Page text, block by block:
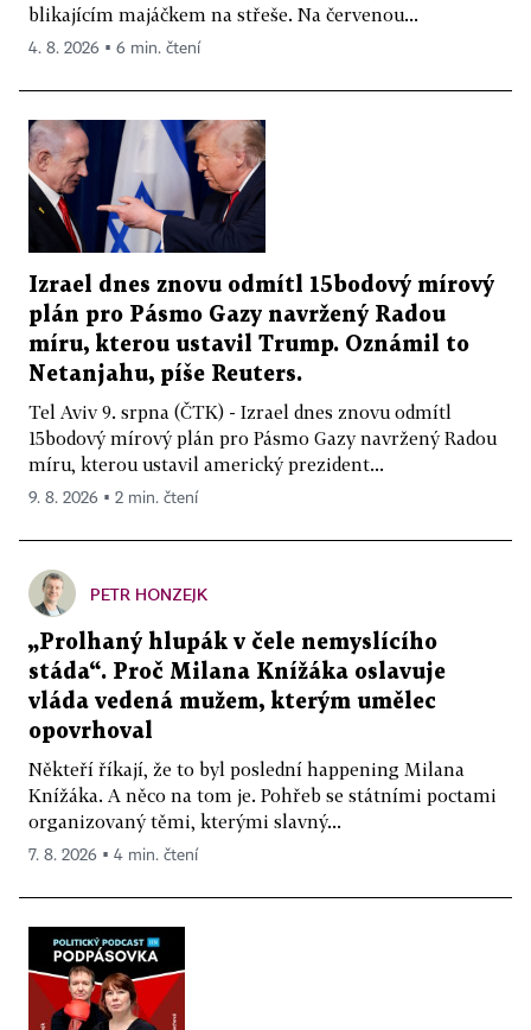
blikajícím majáčkem na střeše. Na červenou...
4. 8. 2026 ▪ 6 min. čtení
Izrael dnes znovu odmítl 15bodový mírový
plán pro Pásmo Gazy navržený Radou
míru, kterou ustavil Trump. Oznámil to
Netanjahu, píše Reuters.
Tel Aviv 9. srpna (ČTK) - Izrael dnes znovu odmítl
15bodový mírový plán pro Pásmo Gazy navržený Radou
míru, kterou ustavil americký prezident...
9. 8. 2026 ▪ 2 min. čtení
PETR HONZEJK
„Prolhaný hlupák v čele nemyslícího
stáda“. Proč Milana Knížáka oslavuje
vláda vedená mužem, kterým umělec
opovrhoval
Někteří říkají, že to byl poslední happening Milana
Knížáka. A něco na tom je. Pohřeb se státními poctami
organizovaný těmi, kterými slavný...
7. 8. 2026 ▪ 4 min. čtení